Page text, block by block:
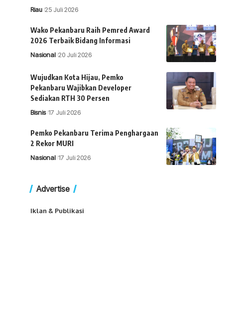
Riau 25 Juli 2026
Wako Pekanbaru Raih Pemred Award
2026 Terbaik Bidang Informasi
Nasional 20 Juli 2026
Wujudkan Kota Hijau, Pemko
Pekanbaru Wajibkan Developer
Sediakan RTH 30 Persen
Bisnis 17 Juli 2026
Pemko Pekanbaru Terima Penghargaan
2 Rekor MURI
Nasional 17 Juli 2026
Advertise
Iklan & Publikasi